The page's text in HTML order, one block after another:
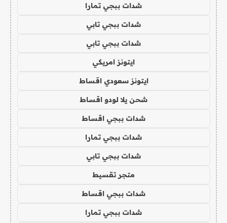
شدات ببجي تمارا
شدات ببجي تابي
شدات ببجي تابي
ايتونز امريكي
ايتونز سعودي اقساط
شحن يلا لودو اقساط
شدات ببجي اقساط
شدات ببجي تمارا
شدات ببجي تابي
متجر تقسيط
شدات ببجي اقساط
شدات ببجي تمارا